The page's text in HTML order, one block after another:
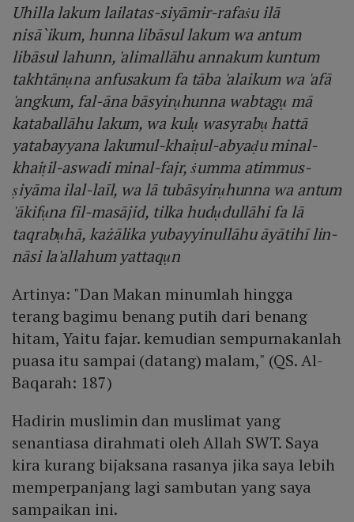
Uhilla lakum lailatas-siyāmir-rafaṡu ilā
nisā`ikum, hunna libāsul lakum wa antum
libāsul lahunn, 'alimallāhu annakum kuntum
takhtānụna anfusakum fa tāba 'alaikum wa 'afā
'angkum, fal-āna bāsyirụhunna wabtagụ mā
kataballāhu lakum, wa kulụ wasyrabụ hattā
yatabayyana lakumul-khaiṭul-abyaḍu minal-
khaiṭil-aswadi minal-fajr, ṡumma atimmus-
ṣiyāma ilal-laīl, wa lā tubāsyirụhunna wa antum
'ākifụna fil-masājid, tilka hudụdullāhi fa lā
taqrabụhā, każālika yubayyinullāhu āyātihī lin-
nāsi la'allahum yattaqụn
Artinya: "Dan Makan minumlah hingga
terang bagimu benang putih dari benang
hitam, Yaitu fajar. kemudian sempurnakanlah
puasa itu sampai (datang) malam," (QS. Al-
Baqarah: 187)
Hadirin muslimin dan muslimat yang
senantiasa dirahmati oleh Allah SWT. Saya
kira kurang bijaksana rasanya jika saya lebih
memperpanjang lagi sambutan yang saya
sampaikan ini.